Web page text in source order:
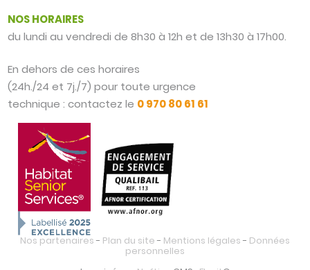
NOS HORAIRES
du lundi au vendredi de 8h30 à 12h et de 13h30 à 17h00.
En dehors de ces horaires
(24h./24 et 7j./7) pour toute urgence
technique : contactez le 0 970 80 61 61
Nos partenaires - Plan du site - Mentions légales - Données
personnelles